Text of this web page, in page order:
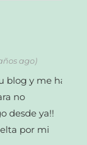
ago)
blog y me ha
no
desde ya!!
por mi